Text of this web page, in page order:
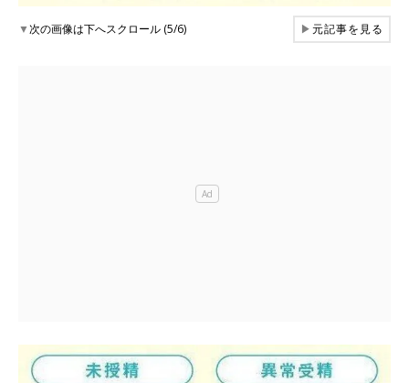
▼次の画像は下へスクロール (5/6) ▶元記事を見る